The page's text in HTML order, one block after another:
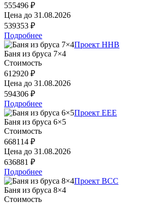
555496 ₽
Цена до 31.08.2026
539353 ₽
Подробнее
Проект HHB
Баня из бруса 7×4
Стоимость
612920 ₽
Цена до 31.08.2026
594306 ₽
Подробнее
Проект EEE
Баня из бруса 6×5
Стоимость
668114 ₽
Цена до 31.08.2026
636881 ₽
Подробнее
Проект BCC
Баня из бруса 8×4
Стоимость